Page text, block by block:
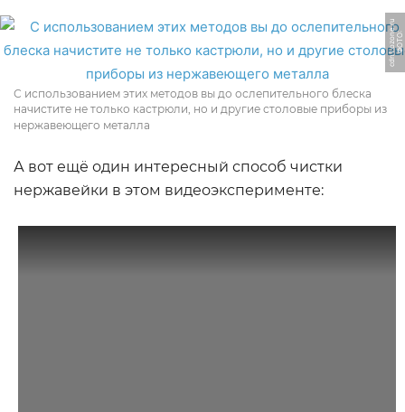
Ф
О
Т
О:
c
d
n
1.
o
z
o
n
e.
r
u
С использованием этих методов вы до ослепительного блеска
начистите не только кастрюли, но и другие столовые приборы из
нержавеющего металла
А вот ещё один интересный способ чистки
нержавейки в этом видеоэксперименте: